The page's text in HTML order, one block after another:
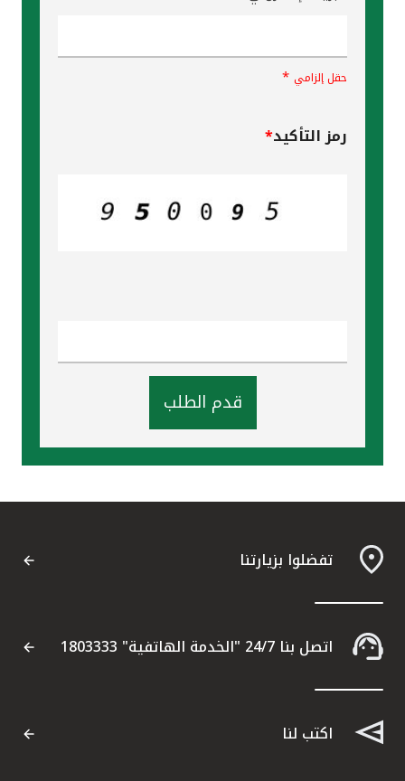
حقل إلزامي *
رمز التأكيد*
قدم الطلب
تفضلوا بزيارتنا
اتصل بنا 24/7 "الخدمة الهاتفية" 1803333
اكتب لنا